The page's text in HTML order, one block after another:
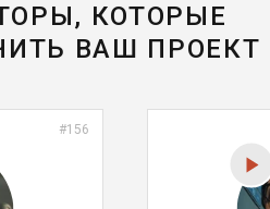
КОТОРЫЕ
ВАШ ПРОЕКТ
#156